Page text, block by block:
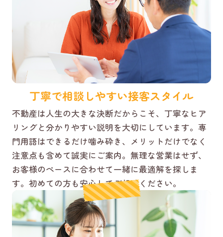
丁寧で相談しやすい接客スタイル
不動産は人生の大きな決断だからこそ、丁寧なヒア
リングと分かりやすい説明を大切にしています。専
門用語はできるだけ噛み砕き、メリットだけでなく
注意点も含めて誠実にご案内。無理な営業はせず、
お客様のペースに合わせて一緒に最適解を探しま
す。初めての方も安心してご相談ください。